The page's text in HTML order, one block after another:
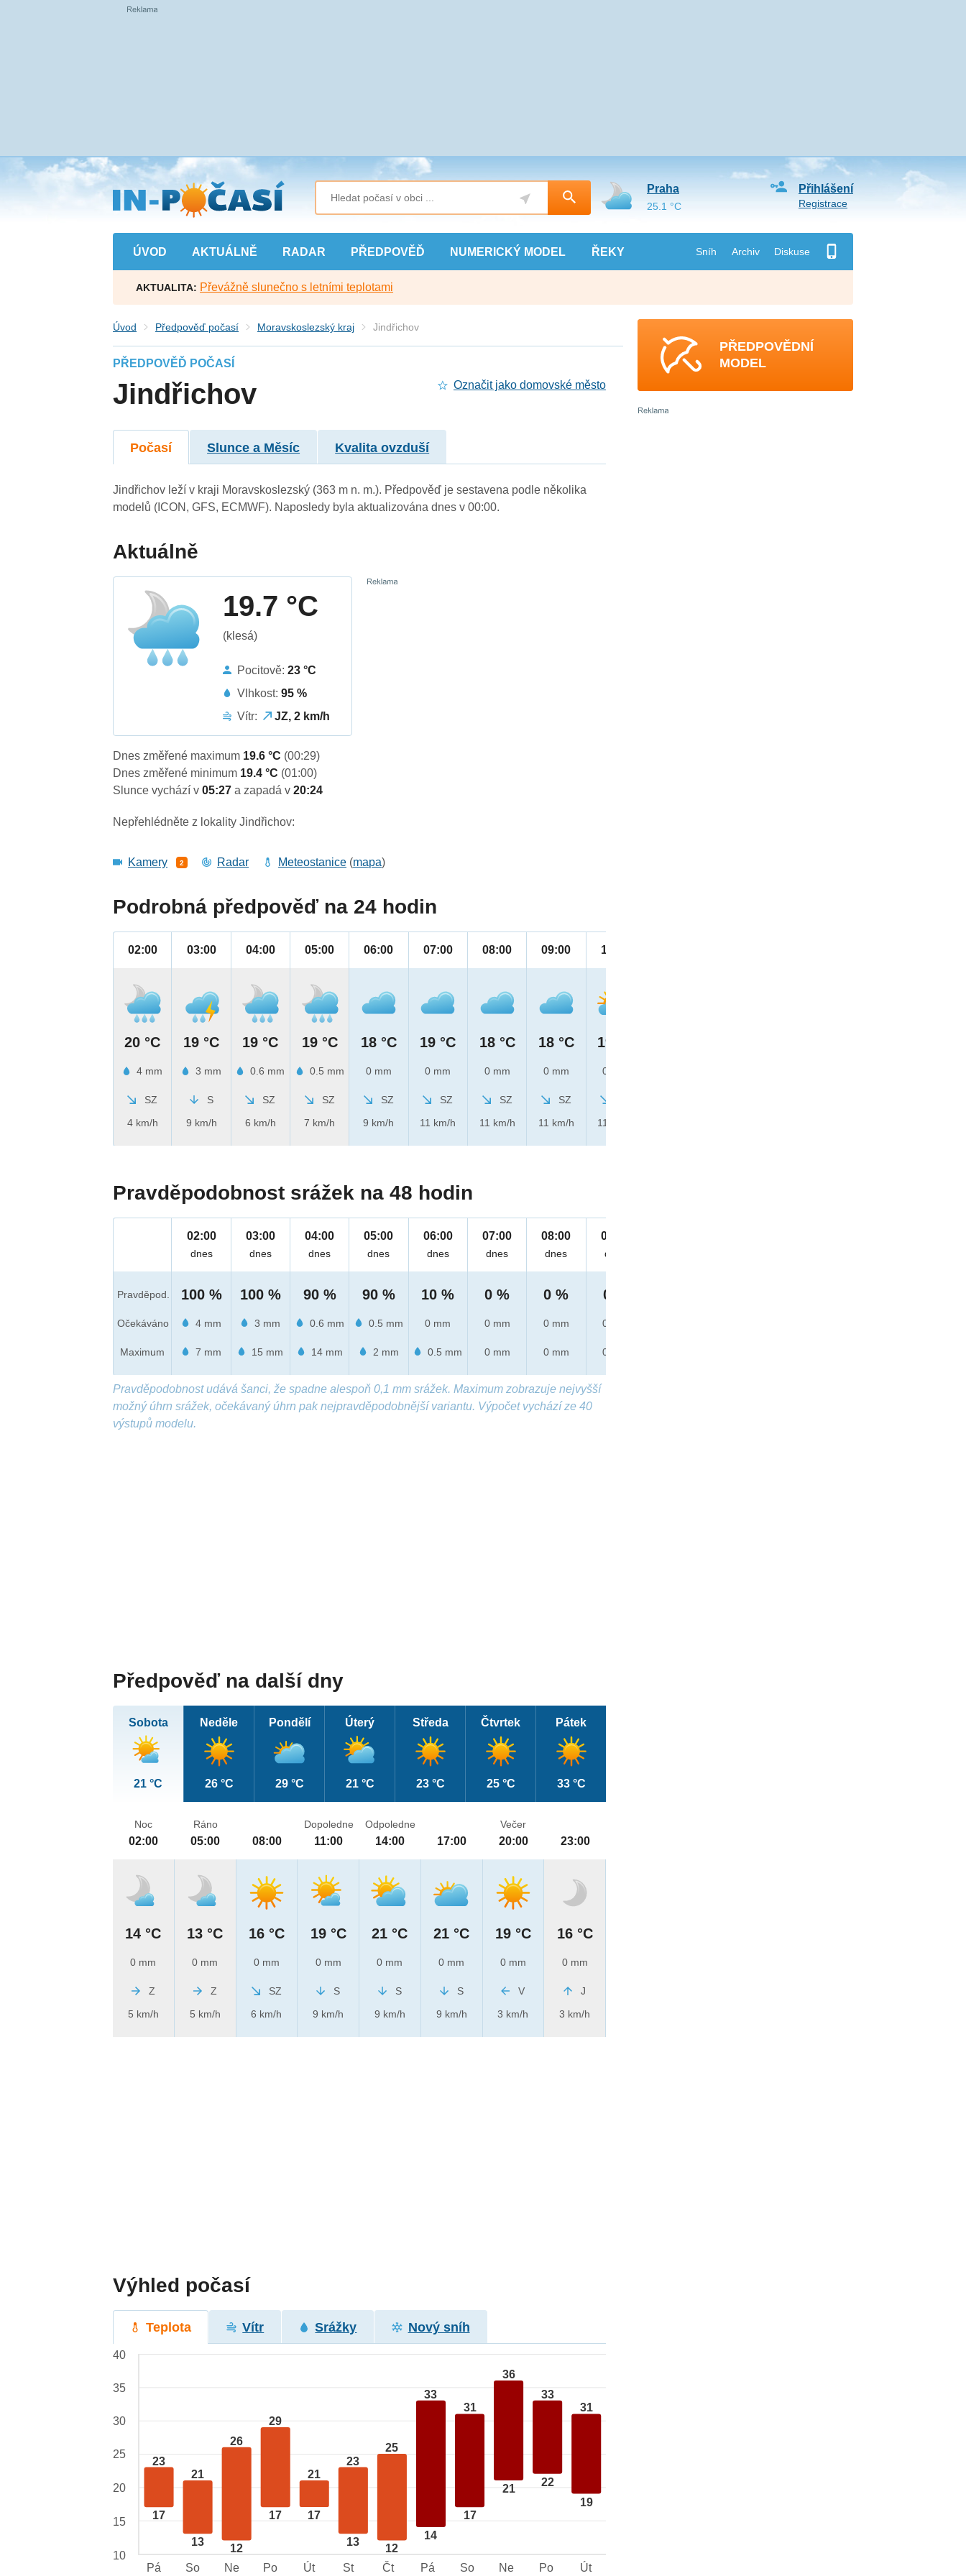
Přejít
na
hlavní
obsah
ÚVOD AKTUÁLNĚ RADAR PŘEDPOVĚĎ NUMERICKÝ MODEL ŘEKY Sníh Archiv Diskuse
Přihlášení
Registrace
Praha
25.1 °C
AKTUALITA: Převážně slunečno s letními teplotami
Úvod Předpověď počasí Moravskoslezský kraj Jindřichov
PŘEDPOVĚĎ POČASÍ
Jindřichov Označit jako domovské město
Počasí Slunce a Měsíc Kvalita ovzduší
Jindřichov leží v kraji Moravskoslezský (363 m n. m.). Předpověď je sestavena podle několika
modelů (ICON, GFS, ECMWF). Naposledy byla aktualizována dnes v 00:00.
Aktuálně
19.7 °C
(klesá)
Pocitově:23 °C
Vlhkost:95 %
Vítr:
JZ, 2 km/h
Dnes změřené maximum 19.6 °C (00:29)
Dnes změřené minimum 19.4 °C (01:00)
Slunce vychází v05:27a zapadá v20:24
Nepřehlédněte z lokality Jindřichov:
Kamery 2 Radar Meteostanice (mapa)
Podrobná předpověď na 24 hodin
02:00
20 °C
4 mm
SZ
4 km/h
03:00
19 °C
3 mm
S
9 km/h
04:00
19 °C
0.6 mm
SZ
6 km/h
05:00
19 °C
0.5 mm
SZ
7 km/h
06:00
18 °C
0 mm
SZ
9 km/h
07:00
19 °C
0 mm
SZ
11 km/h
08:00
18 °C
0 mm
SZ
11 km/h
09:00
18 °C
0 mm
SZ
11 km/h
10:00
19 °C
0 mm
11 km/h
Pravděpodobnost srážek na 48 hodin
Pravděpod.
Očekáváno
Maximum
02:00
dnes
100 %
4 mm
7 mm
03:00
dnes
100 %
3 mm
15 mm
04:00
dnes
90 %
0.6 mm
14 mm
05:00
dnes
90 %
0.5 mm
2 mm
06:00
dnes
10 %
0 mm
0.5 mm
07:00
dnes
0 %
0 mm
0 mm
08:00
dnes
0 %
0 mm
0 mm
09:00
dnes
0 %
0 mm
0 mm
Pravděpodobnost udává šanci, že spadne alespoň 0,1 mm srážek. Maximum zobrazuje nejvyšší
možný úhrn srážek, očekávaný úhrn pak nejpravděpodobnější variantu. Výpočet vychází ze 40
výstupů modelu.
Předpověď na další dny
Sobota
21 °C
Neděle
26 °C
Pondělí
29 °C
Úterý
21 °C
Středa
23 °C
Čtvrtek
25 °C
Pátek
33 °C
Noc
02:00
14 °C
0 mm
Z
5 km/h
Ráno
05:00
13 °C
0 mm
Z
5 km/h
08:00
16 °C
0 mm
SZ
6 km/h
Dopoledne
11:00
19 °C
0 mm
S
9 km/h
Odpoledne
14:00
21 °C
0 mm
S
9 km/h
17:00
21 °C
0 mm
S
9 km/h
Večer
20:00
19 °C
0 mm
V
3 km/h
23:00
16 °C
0 mm
J
3 km/h
Výhled počasí
Teplota Vítr Srážky Nový sníh
23
17
21
13
26
12
29
17
21
17
23
13
25
12
33
14
31
17
36
21
33
22
31
19
40
35
30
25
20
15
10
Pá
So Ne Po Út St Čt Pá So Ne Po Út
PŘEDPOVĚDNÍ
MODEL